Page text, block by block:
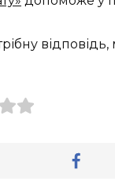
відповідь,